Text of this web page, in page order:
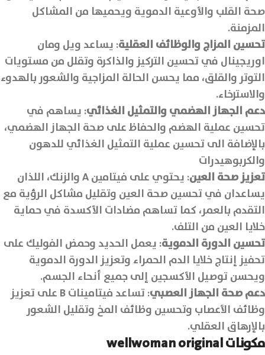
صحة القلب والأوعية الدموية ويحميها من المشاكل
المزمنة.
تحسين المزاج والوظائف العقلية: يساعد ويل ومان
اوريجينال في تحسين التركيز والذاكرة وتقلل من مستويات
التوتر والقلق، مما يحسن الحالة المزاجية والشعور بالهدوء
والاسترخاء.
دعم الجهاز الهضمي والتمثيل الغذائي: يساهم في
تحسين عملية الهضم والحفاظ على صحة الجهاز الهضمي،
بالإضافة الى تحسين عملية التمثيل الغذائي للدهون
والكربوهيدرات
تعزيز صحة العين
: يحتوي على فيتامين A والزنك، اللذان
يساعدان في تحسين صحة العين وتقليل مشاكل الرؤية مع
التقدم بالعمر، كما تساهم مضادات الأكسدة في حماية
خلايا العين من التلف.
تحسين الدورة الدموية: يعمل الحديد وحمض الفوليك على
تحفيز إنتاج خلايا الدم الحمراء وتعزيز الدورة الدموية
ويحسن توصيل الأكسجين إلى جميع أنحاء الجسم.
دعم صحة الجهاز العصبي
: تساعد فيتامينات B على تعزيز
وظائف الأعصاب وتحسين وظائف المخ وتقليل الشعور
بالإرهاق العقلي.
مكونات wellwoman original